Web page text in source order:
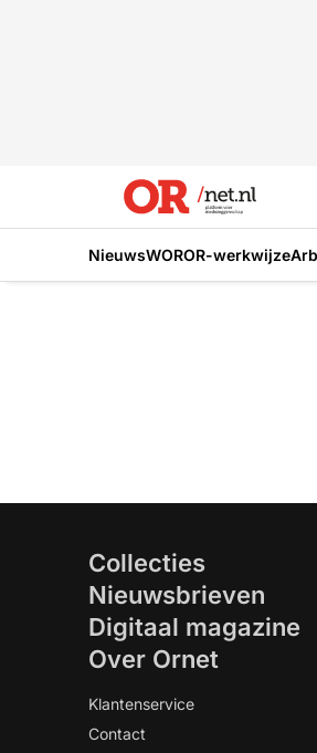
NieuwsWOROR-werkwijze
Collecties
Nieuwsbrieven
Digitaal magazine
Over Ornet
Klantenservice
Contact